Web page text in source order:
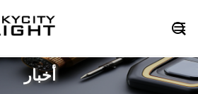

أخبار